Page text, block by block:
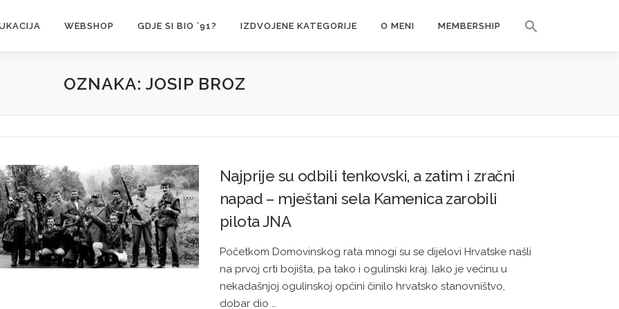
WEBSHOP GDJE SI BIO ’91? IZDVOJENE KATEGORIJE O MENI MEMBERSHIP
OZNAKA: JOSIP BROZ
Najprije su odbili tenkovski, a zatim i zračni
napad – mještani sela Kamenica zarobili
pilota JNA
Početkom Domovinskog rata mnogi su se dijelovi Hrvatske našli
na prvoj crti bojišta, pa tako i ogulinski kraj. Iako je većinu u
nekadašnjoj ogulinskoj općini činilo hrvatsko stanovništvo,
dobar dio …